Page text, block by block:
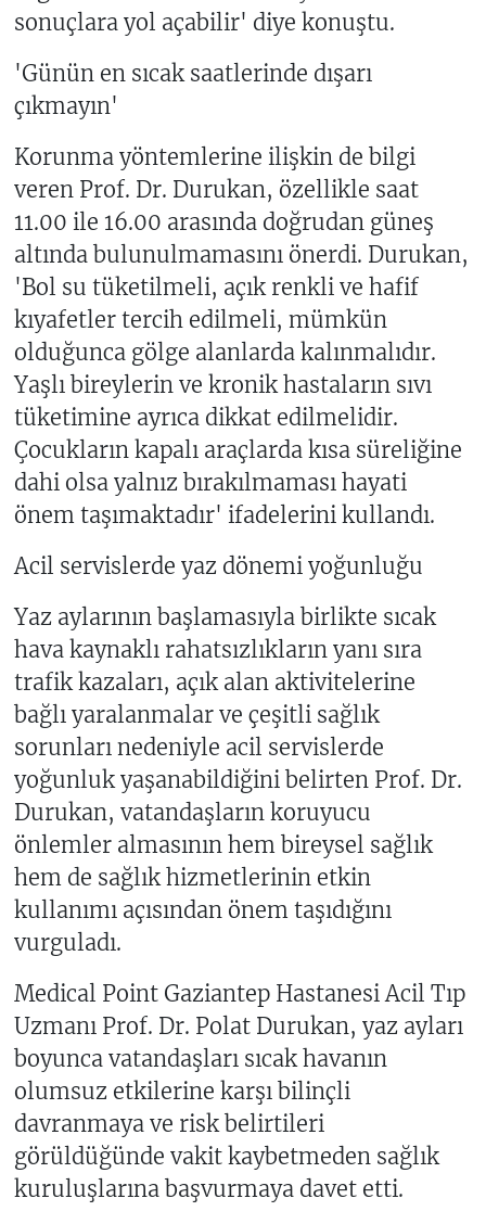
sonuçlara yol açabilir' diye konuştu.
'Günün en sıcak saatlerinde dışarı
çıkmayın'
Korunma yöntemlerine ilişkin de bilgi
veren Prof. Dr. Durukan, özellikle saat
11.00 ile 16.00 arasında doğrudan güneş
altında bulunulmamasını önerdi. Durukan,
'Bol su tüketilmeli, açık renkli ve hafif
kıyafetler tercih edilmeli, mümkün
olduğunca gölge alanlarda kalınmalıdır.
Yaşlı bireylerin ve kronik hastaların sıvı
tüketimine ayrıca dikkat edilmelidir.
Çocukların kapalı araçlarda kısa süreliğine
dahi olsa yalnız bırakılmaması hayati
önem taşımaktadır' ifadelerini kullandı.
Acil servislerde yaz dönemi yoğunluğu
Yaz aylarının başlamasıyla birlikte sıcak
hava kaynaklı rahatsızlıkların yanı sıra
trafik kazaları, açık alan aktivitelerine
bağlı yaralanmalar ve çeşitli sağlık
sorunları nedeniyle acil servislerde
yoğunluk yaşanabildiğini belirten Prof. Dr.
Durukan, vatandaşların koruyucu
önlemler almasının hem bireysel sağlık
hem de sağlık hizmetlerinin etkin
kullanımı açısından önem taşıdığını
vurguladı.
Medical Point Gaziantep Hastanesi Acil Tıp
Uzmanı Prof. Dr. Polat Durukan, yaz ayları
boyunca vatandaşları sıcak havanın
olumsuz etkilerine karşı bilinçli
davranmaya ve risk belirtileri
görüldüğünde vakit kaybetmeden sağlık
kuruluşlarına başvurmaya davet etti.